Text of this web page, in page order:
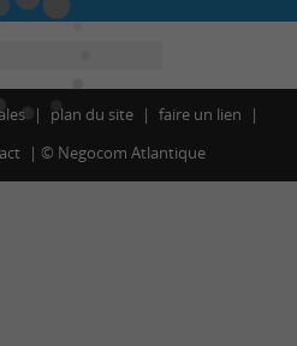
plan du site
faire un lien
© Negocom Atlantique